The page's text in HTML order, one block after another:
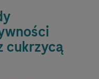
cukrzycą